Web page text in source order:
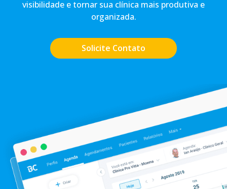
visibilidade e tornar sua clínica mais produtiva e
organizada.
Solicite Contato